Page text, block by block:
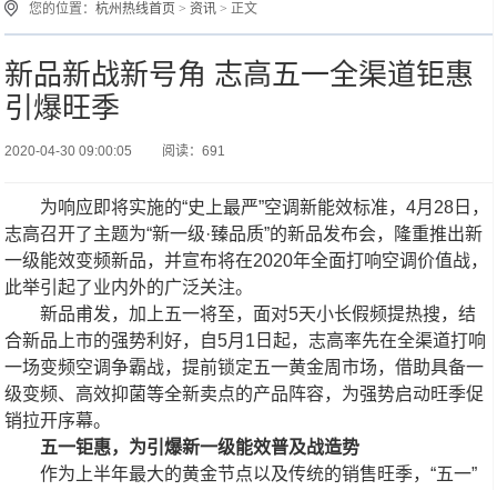
您的位置：杭州热线首页 >资讯 > 正文
新品新战新号角 志高五一全渠道钜惠
引爆旺季
2020-04-30 09:00:05 阅读：691
为响应即将实施的“史上最严”空调新能效标准，4月28日，
志高召开了主题为“新一级·臻品质”的新品发布会，隆重推出新
一级能效变频新品，并宣布将在2020年全面打响空调价值战，
此举引起了业内外的广泛关注。
新品甫发，加上五一将至，面对5天小长假频提热搜，结
合新品上市的强势利好，自5月1日起，志高率先在全渠道打响
一场变频空调争霸战，提前锁定五一黄金周市场，借助具备一
级变频、高效抑菌等全新卖点的产品阵容，为强势启动旺季促
销拉开序幕。
五一钜惠，为引爆新一级能效普及战造势
作为上半年最大的黄金节点以及传统的销售旺季，“五一”